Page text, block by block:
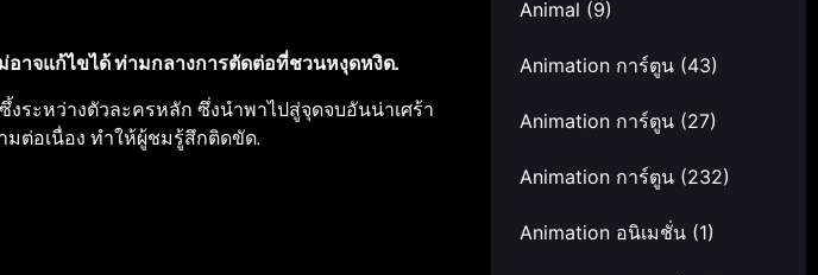
าจแก้ไขได้ ท่ามกลางการตัดต่อที่ชวนหงุดหงิด.
ระหว่างตัวละครหลัก ซึ่งนำพาไปสู่จุดจบอันน่าเศร้า
ต่อเนื่อง ทำให้ผู้ชมรู้สึกติดขัด.
Animal (9)
Animation การ์ตูน (43)
Animation การ์ตูน (27)
Animation การ์ตูน (232)
Animation อนิเมชั่น (1)